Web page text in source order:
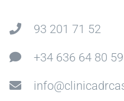
93 201 71 52
+34 636 64 80 59